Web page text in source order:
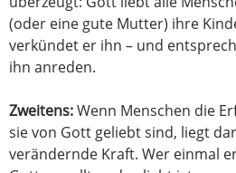
(oder eine gute Mutter) ihre
verkündet er ihn – und
ihn anreden.
Zweitens:Wenn Menschen die
sie von Gott geliebt sind, liegt
verändernde Kraft. Wer einmal